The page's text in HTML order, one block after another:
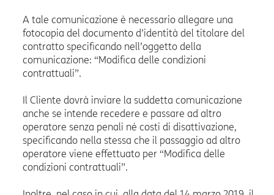
A tale comunicazione è necessario allegare una
fotocopia del documento d’identità del titolare del
contratto specificando nell’oggetto della
comunicazione: “Modifica delle condizioni
contrattuali”.
Il Cliente dovrà inviare la suddetta comunicazione
anche se intende recedere e passare ad altro
operatore senza penali né costi di disattivazione,
specificando nella stessa che il passaggio ad altro
operatore viene effettuato per “Modifica delle
condizioni contrattuali”.